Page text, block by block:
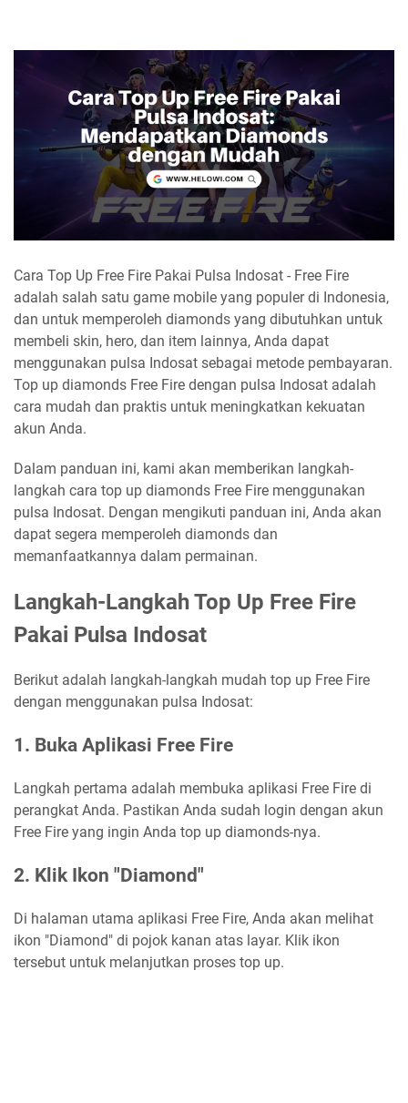
Cara Top Up Free Fire Pakai Pulsa Indosat - Free Fire
adalah salah satu game mobile yang populer di Indonesia,
dan untuk memperoleh diamonds yang dibutuhkan untuk
membeli skin, hero, dan item lainnya, Anda dapat
menggunakan pulsa Indosat sebagai metode pembayaran.
Top up diamonds Free Fire dengan pulsa Indosat adalah
cara mudah dan praktis untuk meningkatkan kekuatan
akun Anda.
Dalam panduan ini, kami akan memberikan langkah-
langkah cara top up diamonds Free Fire menggunakan
pulsa Indosat. Dengan mengikuti panduan ini, Anda akan
dapat segera memperoleh diamonds dan
memanfaatkannya dalam permainan.
Langkah-Langkah Top Up Free Fire
Pakai Pulsa Indosat
Berikut adalah langkah-langkah mudah top up Free Fire
dengan menggunakan pulsa Indosat:
1. Buka Aplikasi Free Fire
Langkah pertama adalah membuka aplikasi Free Fire di
perangkat Anda. Pastikan Anda sudah login dengan akun
Free Fire yang ingin Anda top up diamonds-nya.
2. Klik Ikon "Diamond"
Di halaman utama aplikasi Free Fire, Anda akan melihat
ikon "Diamond" di pojok kanan atas layar. Klik ikon
tersebut untuk melanjutkan proses top up.